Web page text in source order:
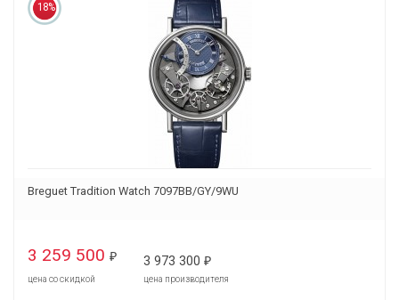
18%
Breguet Tradition Watch 7097BB/GY/9WU
3 259 500 ₽
цена со скидкой
3 973 300 ₽
цена производителя